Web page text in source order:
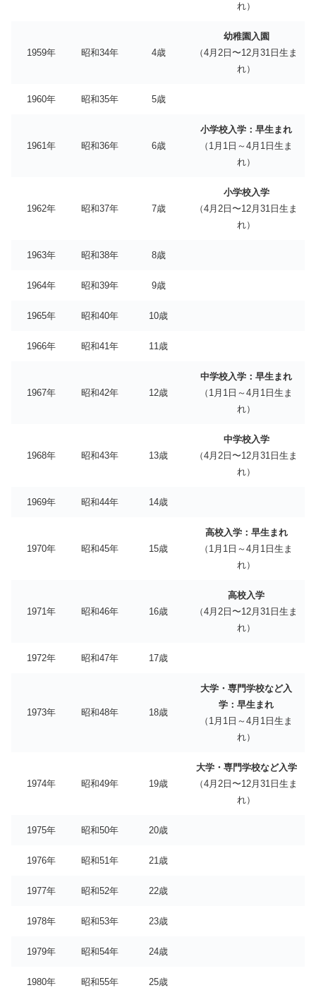
れ）
1959年 昭和34年 4歳
幼稚園入園
（4月2日〜12月31日生ま
れ）
1960年 昭和35年 5歳
1961年 昭和36年 6歳
小学校入学：早生まれ
（1月1日～4月1日生ま
れ）
1962年 昭和37年 7歳
小学校入学
（4月2日〜12月31日生ま
れ）
1963年 昭和38年 8歳
1964年 昭和39年 9歳
1965年 昭和40年 10歳
1966年 昭和41年 11歳
1967年 昭和42年 12歳
中学校入学：早生まれ
（1月1日～4月1日生ま
れ）
1968年 昭和43年 13歳
中学校入学
（4月2日〜12月31日生ま
れ）
1969年 昭和44年 14歳
1970年 昭和45年 15歳
高校入学：早生まれ
（1月1日～4月1日生ま
れ）
1971年 昭和46年 16歳
高校入学
（4月2日〜12月31日生ま
れ）
1972年 昭和47年 17歳
1973年 昭和48年 18歳
大学・専門学校など入
学：早生まれ
（1月1日～4月1日生ま
れ）
1974年 昭和49年 19歳
大学・専門学校など入学
（4月2日〜12月31日生ま
れ）
1975年 昭和50年 20歳
1976年 昭和51年 21歳
1977年 昭和52年 22歳
1978年 昭和53年 23歳
1979年 昭和54年 24歳
1980年 昭和55年 25歳